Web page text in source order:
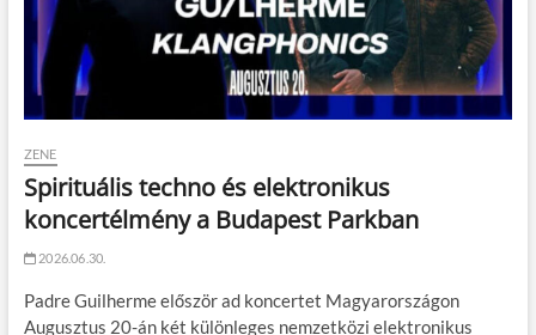
ZENE
Spirituális techno és elektronikus
koncertélmény a Budapest Parkban
2026.06.30.
Padre Guilherme először ad koncertet Magyarországon
Augusztus 20-án két különleges nemzetközi elektronikus